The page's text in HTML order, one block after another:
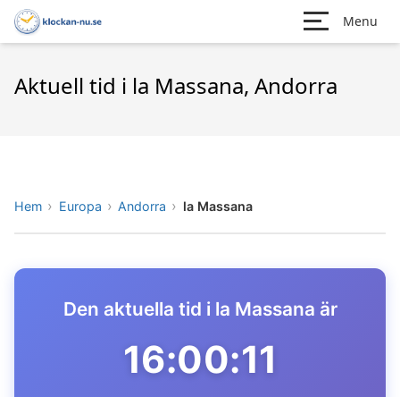
Menu
Aktuell tid i la Massana, Andorra
Hem Europa Andorra la Massana
Den aktuella tid i la Massana är
16:00:11